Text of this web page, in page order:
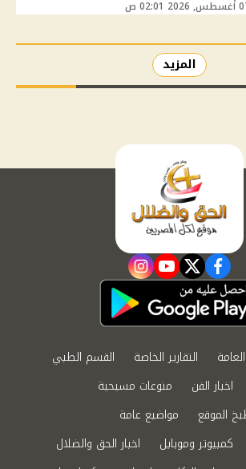
المزيد
facebook
twitter
youtube
instagram
التقارير الخاصة
القسم الطبي
اخبار الفن
منوعات مسيحية
الموقع
مواضيع عامة
كمبيوتر وموبايل
اخبار الحق والضلال